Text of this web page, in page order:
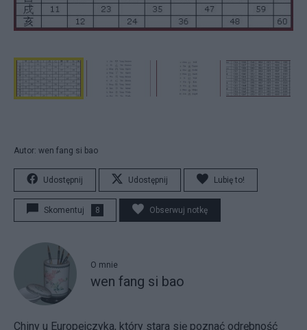
Autor: wen fang si bao
Udostępnij Udostępnij Lubię to!
Skomentuj 8 Obserwuj notkę
O mnie
wen fang si bao
Chiny u Europejczyka, który stara się poznać odrębność